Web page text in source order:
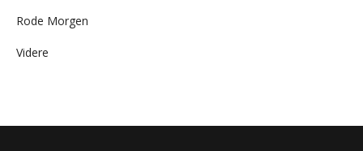
Rode Morgen
Videre